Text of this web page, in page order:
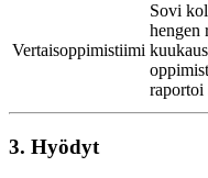
Vertaisoppimistiimi
Sovi
hengen
raportoi
3. Hyödyt